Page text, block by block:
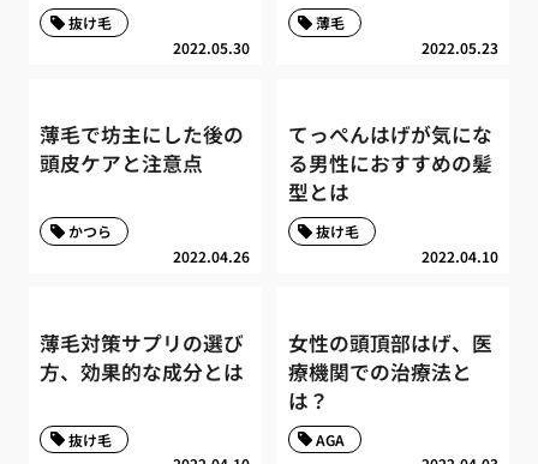
2022.05.30
抜け毛
2022.05.23
薄毛
薄毛で坊主にした後の
頭皮ケアと注意点
2022.04.26
かつら
てっぺんはげが気にな
る男性におすすめの髪
型とは
2022.04.10
抜け毛
薄毛対策サプリの選び
方、効果的な成分とは
抜け毛
女性の頭頂部はげ、医
療機関での治療法と
は？
AGA